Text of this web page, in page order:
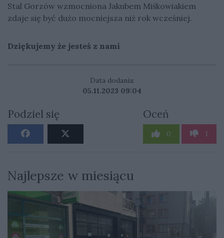
Stal Gorzów wzmocniona Jakubem Miśkowiakiem
zdaje się być dużo mocniejsza niż rok wcześniej.
Dziękujemy że jesteś z nami
Data dodania:
05.11.2023 09:04
Podziel się Oceń
0 1
Najlepsze w miesiącu